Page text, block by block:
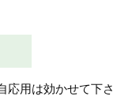
応用は効かせて下さ